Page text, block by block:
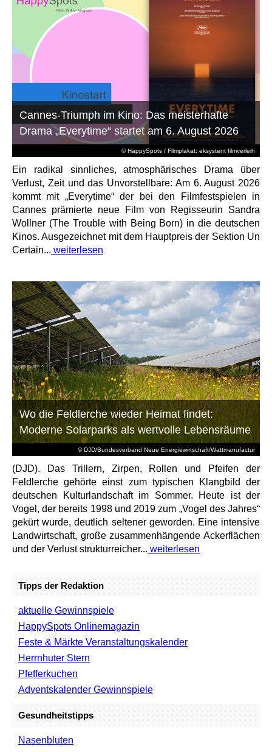
© HappySpots / Filmplakat: eksystent filmverleih
Cannes-Triumph im Kino: Das meisterhafte
Drama „Everytime“ startet am 6. August 2026
Ein radikal sinnliches, atmosphärisches Drama über
Verlust, Zeit und das Unvorstellbare: Am 6. August 2026
kommt mit „Everytime“ der bei den Filmfestspielen in
Cannes prämierte neue Film von Regisseurin Sandra
Wollner (The Trouble with Being Born) in die deutschen
Kinos. Ausgezeichnet mit dem Hauptpreis der Sektion Un
Certain... weiterlesen
© DJD/Bundesverband Neue Energiewirtschaft/Wattmanufactur
Wo die Feldlerche wieder Heimat findet:
Moderne Solarparks als wertvolle Lebensräume
(DJD). Das Trillern, Zirpen, Rollen und Pfeifen der
Feldlerche gehörte einst zum typischen Klangbild der
deutschen Kulturlandschaft im Sommer. Heute ist der
Vogel, der bereits 1998 und 2019 zum „Vogel des Jahres“
gekürt wurde, deutlich seltener geworden. Eine intensive
Landwirtschaft, große zusammenhängende Ackerflächen
und der Verlust strukturreicher... weiterlesen
Tipps der Redaktion
aktuelle Gewinnspiele
HappySpots Onlinemagazin
Feste & Märkte Veranstaltungskalender
Herrnhuter Stern
Pfefferkuchen
Adventskalender Gewinnspiele
Gesundheitstipps
Nasenbluten